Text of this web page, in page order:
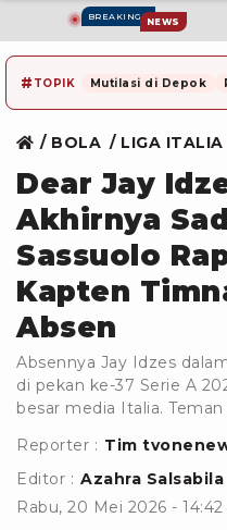
BREAKING NEWS
# TOPIK Mutilasi di Depok
BOLA LIGA ITALIA
Dear Jay
Akhirnya
Sassuolo
Kapten
Absen
Absennya Jay Idzes
di pekan ke-37 Serie A
besar media Italia.
Reporter : Tim
Editor : Azahra Salsabila
Rabu, 20 Mei 2026 -